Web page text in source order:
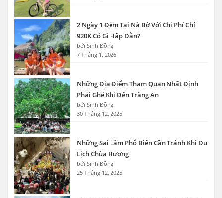
2 Ngày 1 Đêm Tại Nà Bờ Với Chi Phí Chỉ
920K Có Gì Hấp Dẫn?
bởi Sinh Đồng
7 Tháng 1, 2026
Những Địa Điểm Tham Quan Nhất Định
Phải Ghé Khi Đến Tràng An
bởi Sinh Đồng
30 Tháng 12, 2025
Những Sai Lầm Phổ Biến Cần Tránh Khi Du
Lịch Chùa Hương
bởi Sinh Đồng
25 Tháng 12, 2025